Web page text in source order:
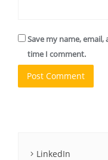
Save my name,
time I comment.
LinkedIn